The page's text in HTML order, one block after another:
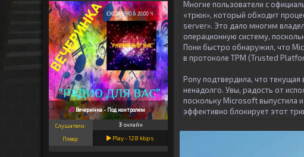
Вечеринка - Под контролем
Слушатели: 3 онлайн
Плеер: Play -128 kbps
Многие пользователи с
«трюк», который обходит
server». Это дало многим
операционную систему,
Пони быстро обнаружил, что
в протоколе TPM (Trusted
Pony подтвердила, что
ненадолго. Увы, радость от
поскольку Microsoft выпустила
эффективно блокирует этот